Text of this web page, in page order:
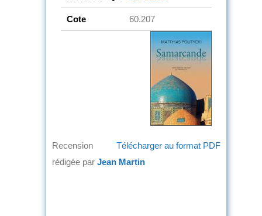
Cote 60.207
Télécharger au format PDF
Recension
rédigée par Jean Martin